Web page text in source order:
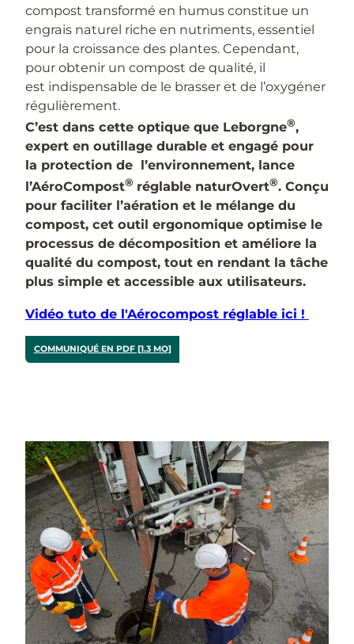
compost transformé en humus constitue un
engrais naturel riche en nutriments, essentiel
pour la croissance des plantes. Cependant,
pour obtenir un compost de qualité, il
est indispensable de le brasser et de l’oxygéner
régulièrement.
C’est dans cette optique que Leborgne®,
expert en outillage durable et engagé pour
la protection de l’environnement, lance
l’AéroCompost® réglable naturOvert®. Conçu
pour faciliter l’aération et le mélange du
compost, cet outil ergonomique optimise le
processus de décomposition et améliore la
qualité du compost, tout en rendant la tâche
plus simple et accessible aux utilisateurs.
Vidéo tuto de l'Aérocompost réglable ici !
COMMUNIQUÉ EN PDF [1.3 MO]